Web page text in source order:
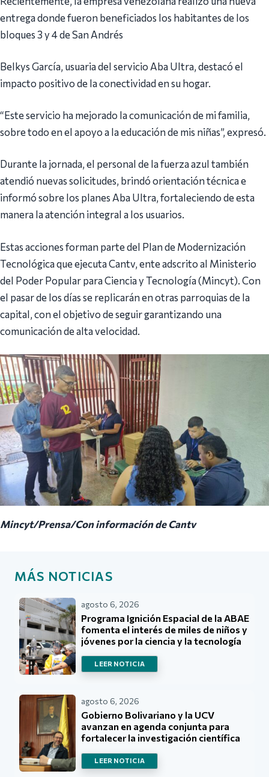
entrega donde fueron beneficiados los habitantes de los
bloques 3 y 4 de San Andrés
Belkys García, usuaria del servicio Aba Ultra, destacó el
impacto positivo de la conectividad en su hogar.
“Este servicio ha mejorado la comunicación de mi familia,
sobre todo en el apoyo a la educación de mis niñas”, expresó.
Durante la jornada, el personal de la fuerza azul también
atendió nuevas solicitudes, brindó orientación técnica e
informó sobre los planes Aba Ultra, fortaleciendo de esta
manera la atención integral a los usuarios.
Estas acciones forman parte del Plan de Modernización
Tecnológica que ejecuta Cantv, ente adscrito al Ministerio
del Poder Popular para Ciencia y Tecnología (Mincyt). Con
el pasar de los días se replicarán en otras parroquias de la
capital, con el objetivo de seguir garantizando una
comunicación de alta velocidad.
Mincyt/Prensa/Con información de Cantv
MÁS NOTICIAS
agosto 6, 2026
Programa Ignición Espacial de la ABAE
fomenta el interés de miles de niños y
jóvenes por la ciencia y la tecnología
LEER NOTICIA
agosto 6, 2026
Gobierno Bolivariano y la UCV
avanzan en agenda conjunta para
fortalecer la investigación científica
LEER NOTICIA